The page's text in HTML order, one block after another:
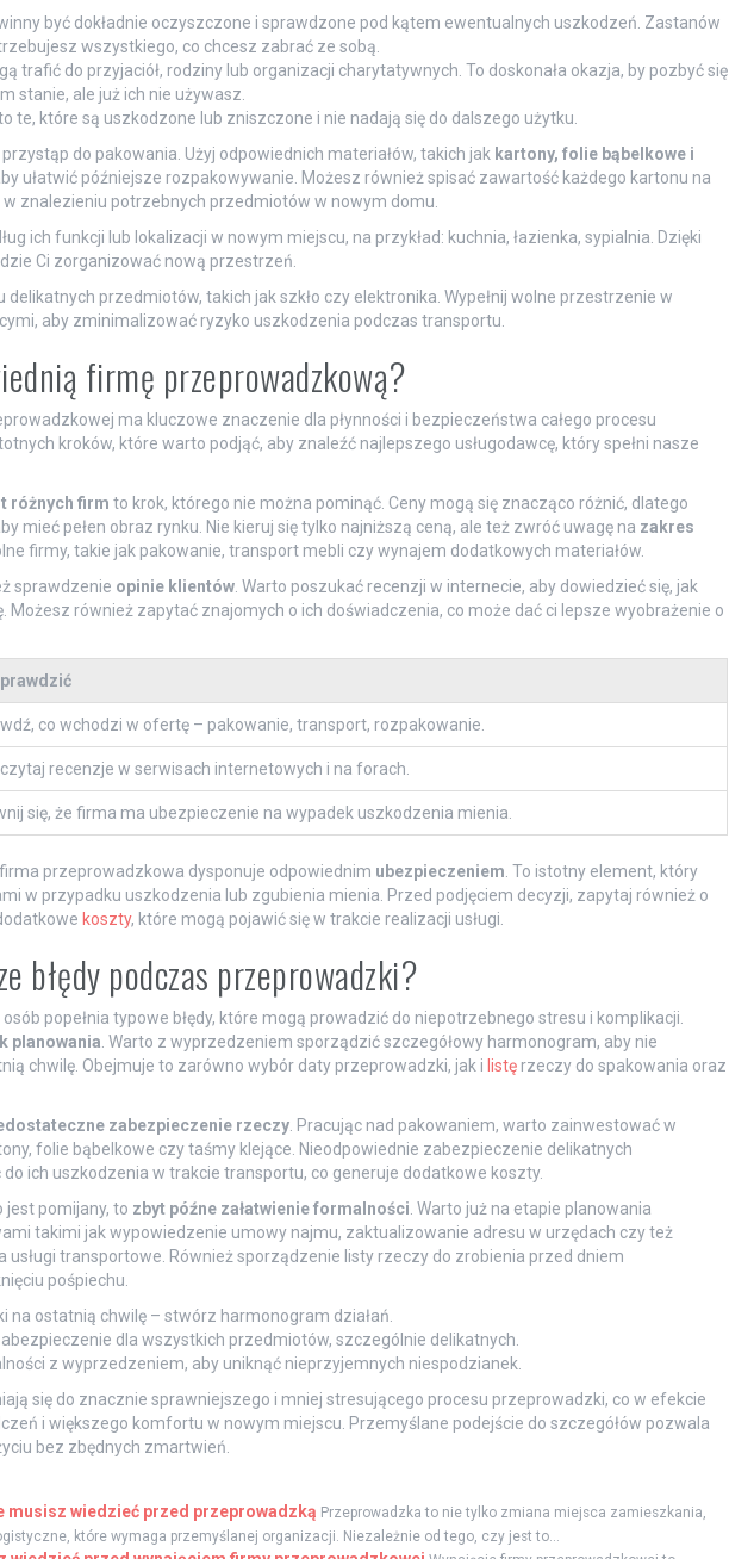
być dokładnie oczyszczone i sprawdzone pod kątem ewentualnych uszkodzeń. Zastanów
wszystkiego, co chcesz zabrać ze sobą.
trafić do przyjaciół, rodziny lub organizacji charytatywnych. To doskonała okazja, by pozbyć się
stanie, ale już ich nie używasz.
te, które są uszkodzone lub zniszczone i nie nadają się do dalszego użytku.
do pakowania. Użyj odpowiednich materiałów, takich jak kartony, folie bąbelkowe i
ułatwić późniejsze rozpakowywanie. Możesz również spisać zawartość każdego kartonu na
znalezieniu potrzebnych przedmiotów w nowym domu.
ich funkcji lub lokalizacji w nowym miejscu, na przykład: kuchnia, łazienka, sypialnia. Dzięki
Ci zorganizować nową przestrzeń.
przedmiotów, takich jak szkło czy elektronika. Wypełnij wolne przestrzenie w
aby zminimalizować ryzyko uszkodzenia podczas transportu.
firmę przeprowadzkową?
ma kluczowe znaczenie dla płynności i bezpieczeństwa całego procesu
kroków, które warto podjąć, aby znaleźć najlepszego usługodawcę, który spełni nasze
różnych firm to krok, którego nie można pominąć. Ceny mogą się znacząco różnić, dlatego
mieć pełen obraz rynku. Nie kieruj się tylko najniższą ceną, ale też zwróć uwagę na zakres
firmy, takie jak pakowanie, transport mebli czy wynajem dodatkowych materiałów.
sprawdzenie opinie klientów. Warto poszukać recenzji w internecie, aby dowiedzieć się, jak
Możesz również zapytać znajomych o ich doświadczenia, co może dać ci lepsze wyobrażenie o
co wchodzi w ofertę – pakowanie, transport, rozpakowanie.
recenzje w serwisach internetowych i na forach.
się, że firma ma ubezpieczenie na wypadek uszkodzenia mienia.
przeprowadzkowa dysponuje odpowiednim ubezpieczeniem . To istotny element, który
w przypadku uszkodzenia lub zgubienia mienia. Przed podjęciem decyzji, zapytaj również o
koszty, które mogą pojawić się w trakcie realizacji usługi.
błędy podczas przeprowadzki?
popełnia typowe błędy, które mogą prowadzić do niepotrzebnego stresu i komplikacji.
planowania . Warto z wyprzedzeniem sporządzić szczegółowy harmonogram, aby nie
chwilę. Obejmuje to zarówno wybór daty przeprowadzki, jak i listęrzeczy do spakowania oraz
zabezpieczenie rzeczy. Pracując nad pakowaniem, warto zainwestować w
folie bąbelkowe czy taśmy klejące. Nieodpowiednie zabezpieczenie delikatnych
ich uszkodzenia w trakcie transportu, co generuje dodatkowe koszty.
jest pomijany, to zbyt późne załatwienie formalności . Warto już na etapie planowania
takimi jak wypowiedzenie umowy najmu, zaktualizowanie adresu w urzędach czy też
transportowe. Również sporządzenie listy rzeczy do zrobienia przed dniem
pośpiechu.
na ostatnią chwilę – stwórz harmonogram działań.
dla wszystkich przedmiotów, szczególnie delikatnych.
z wyprzedzeniem, aby uniknąć nieprzyjemnych niespodzianek.
się do znacznie sprawniejszego i mniej stresującego procesu przeprowadzki, co w efekcie
i większego komfortu w nowym miejscu. Przemyślane podejście do szczegółów pozwala
bez zbędnych zmartwień.
musisz wiedzieć przed przeprowadzką Przeprowadzka to nie tylko zmiana miejsca zamieszkania,
które wymaga przemyślanej organizacji. Niezależnie od tego, czy jest to...